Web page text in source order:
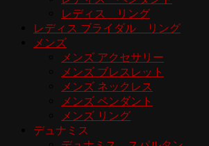
レディス リング
レディス ブライダル リング
メンズ
メンズ アクセサリー
メンズ ブレスレット
メンズ ネックレス
メンズ ペンダント
メンズ リング
デュナミス